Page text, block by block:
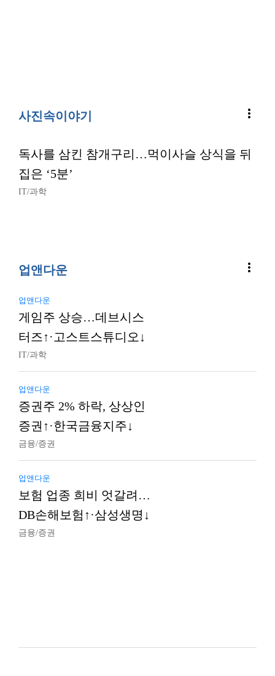
사진속이야기 more_vert
독사를 삼킨 참개구리…먹이사슬 상식을 뒤
집은 ‘5분’
IT/과학
업앤다운 more_vert
업앤다운
게임주 상승…데브시스
터즈↑·고스트스튜디오↓
IT/과학
업앤다운
증권주 2% 하락, 상상인
증권↑·한국금융지주↓
금융/증권
업앤다운
보험 업종 희비 엇갈려…
DB손해보험↑·삼성생명↓
금융/증권